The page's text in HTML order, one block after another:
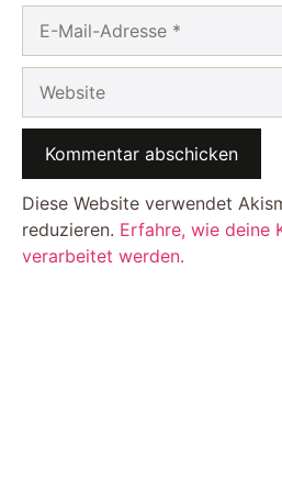
Mail-
Adresse
Diese Website verwendet
reduzieren. Erfahre, wie deine
verarbeitet werden.